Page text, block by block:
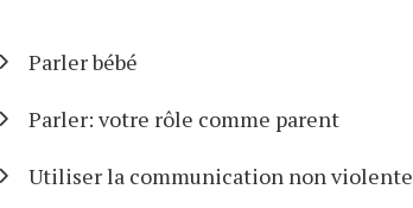
Parler bébé
Parler: votre rôle comme parent
Utiliser la communication non violente